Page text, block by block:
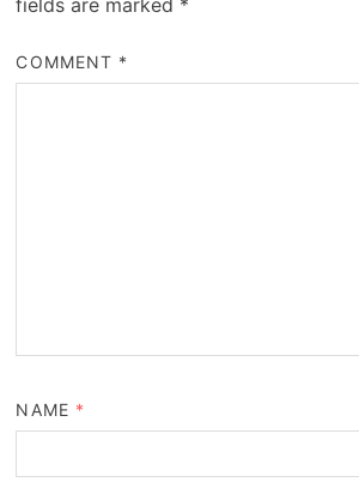
fields are marked *
COMMENT *
NAME *